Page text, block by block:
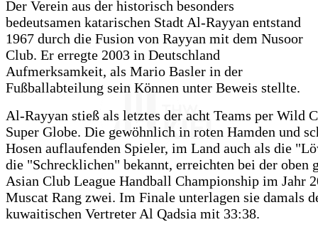
Der Verein aus der historisch besonders
bedeutsamen katarischen Stadt Al-Rayyan entstand
1967 durch die Fusion von Rayyan mit dem Nusoor
Club. Er erregte 2003 in Deutschland
Aufmerksamkeit, als Mario Basler in der
Fußballabteilung sein Können unter Beweis stellte.
Al-Rayyan stieß als letztes der acht Teams per Wild
Super Globe. Die gewöhnlich in roten Hamden und
Hosen auflaufenden Spieler, im Land auch als die
die "Schrecklichen" bekannt, erreichten bei der oben
Asian Club League Handball Championship im Jahr
Muscat Rang zwei. Im Finale unterlagen sie damals
kuwaitischen Vertreter Al Qadsia mit 33:38.